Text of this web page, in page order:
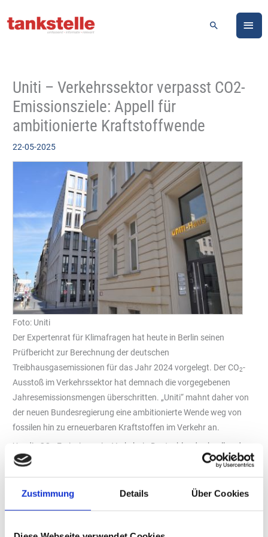
Zustimmung Details Über Cookies
Inhalt
Suchen
Uniti – Verkehrssektor verpasst CO2-
Emissionsziele: Appell für
ambitionierte Kraftstoffwende
22-05-2025
Foto: Uniti
Der Expertenrat für Klimafragen hat heute in Berlin seinen
Prüfbericht zur Berechnung der deutschen
Treibhausgasemissionen für das Jahr 2024 vorgelegt. Der CO2-
Ausstoß im Verkehrssektor hat demnach die vorgegebenen
Jahresemissionsmengen überschritten. „Uniti“ mahnt daher von
der neuen Bundesregierung eine ambitionierte Wende weg von
fossilen hin zu erneuerbaren Kraftstoffen im Verkehr an.
Um die CO
-Emissionen im Verkehr in Deutschland schnell und
nachhaltig zu senken, bedarf es aus „Uniti“-Sicht einer
Regulatorik, die eine ambitionierten Kraftstoffwende sowohl für
Bestands- als auch zukünftige Neufahrzeuge weg von fossilen